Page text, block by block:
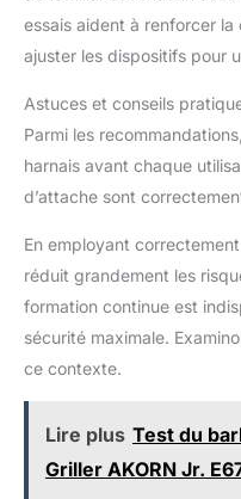
essais aident à renforcer la
ajuster les dispositifs pour
Astuces et conseils
Parmi les
harnais avant chaque
d’attache sont
En employant
réduit grandement les
formation continue est
sécurité maximale.
ce contexte.
Lire plus Test du
Griller AKORN Jr.